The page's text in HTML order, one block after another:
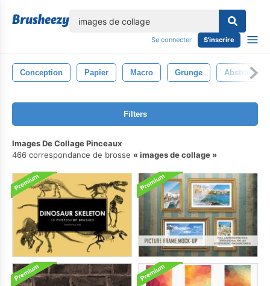
Se connecter S'inscrire
Conception Papier Macro Grunge Abstrait
Filters
Images De Collage Pinceaux
466 correspondance de brosse
images de collage